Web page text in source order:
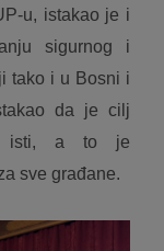
u, istakao je i
sigurnog i
tako i u Bosni i
da je cilj
a isti, a to je
sve građane.